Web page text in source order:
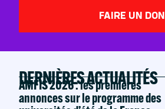
FAIRE UN DON
DERNIÈRES ACTUALITÉS
AMFIS 2026 : les premières
annonces sur le programme des